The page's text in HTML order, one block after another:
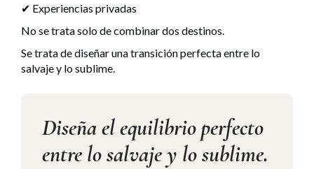
✔ Experiencias privadas
No se trata solo de combinar dos destinos.
Se trata de diseñar una transición perfecta entre lo
salvaje y lo sublime.
Diseña el equilibrio perfecto
entre lo salvaje y lo sublime.